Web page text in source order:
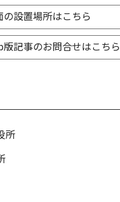
の設置場所はこちら
版記事のお問合せはこちら
所